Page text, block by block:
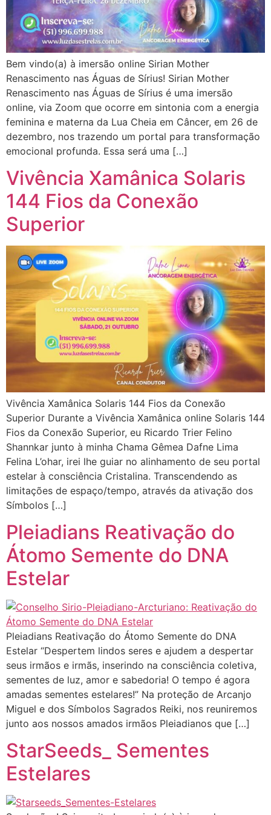
Bem vindo(a) à imersão online Sirian Mother
Renascimento nas Águas de Sírius! Sirian Mother
Renascimento nas Águas de Sírius é uma imersão
online, via Zoom que ocorre em sintonia com a energia
feminina e materna da Lua Cheia em Câncer, em 26 de
dezembro, nos trazendo um portal para transformação
emocional profunda. Essa será uma […]
Vivência Xamânica Solaris
144 Fios da Conexão
Superior
Vivência Xamânica Solaris 144 Fios da Conexão
Superior Durante a Vivência Xamânica online Solaris 144
Fios da Conexão Superior, eu Ricardo Trier Felino
Shannkar junto à minha Chama Gêmea Dafne Lima
Felina L’ohar, irei lhe guiar no alinhamento de seu portal
estelar à consciência Cristalina. Transcendendo as
limitações de espaço/tempo, através da ativação dos
Símbolos […]
Pleiadians Reativação do
Átomo Semente do DNA
Estelar
Pleiadians Reativação do Átomo Semente do DNA
Estelar “Despertem lindos seres e ajudem a despertar
seus irmãos e irmãs, inserindo na consciência coletiva,
sementes de luz, amor e sabedoria! O tempo é agora
amadas sementes estelares!” Na proteção de Arcanjo
Miguel e dos Símbolos Sagrados Reiki, nos reuniremos
junto aos nossos amados irmãos Pleiadianos que […]
StarSeeds_ Sementes
Estelares